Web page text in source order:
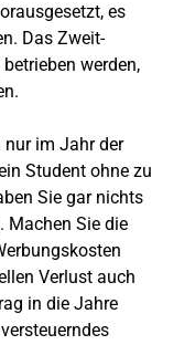
es
Das Zweit-
werden,
nur im Jahr der
Student ohne zu
Sie gar nichts
Machen Sie die
Verlust auch
in die Jahre